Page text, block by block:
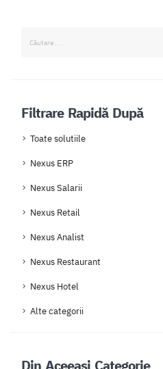
Filtrare Rapidă După
Toate solutiile
Nexus ERP
Nexus Salarii
Nexus Retail
Nexus Analist
Nexus Restaurant
Nexus Hotel
Alte categorii
Din Aceeași Categorie